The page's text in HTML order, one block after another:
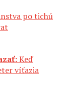
po tichú
Keď
víťazia